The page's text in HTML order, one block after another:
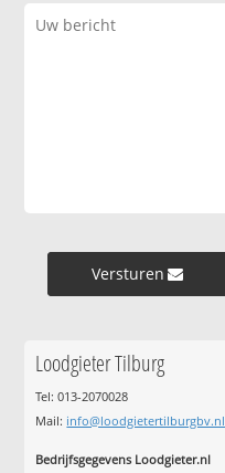
Versturen »
Loodgieter Tilburg
Tel: 013-2070028
Mail: info@loodgietertilburgbv.nl
Bedrijfsgegevens Loodgieter.nl